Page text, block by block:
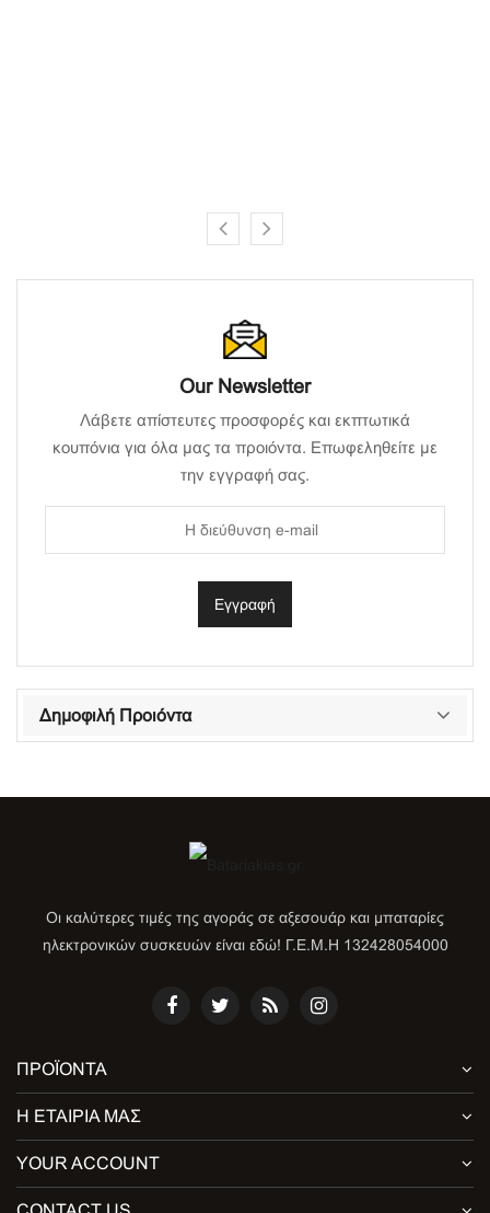
Our Newsletter
Λάβετε απίστευτες προσφορές και εκπτωτικά
κουπόνια για όλα μας τα προιόντα. Επωφεληθείτε με
την εγγραφή σας.
Δημοφιλή Προιόντα
Οι καλύτερες τιμές της αγοράς σε αξεσουάρ και μπαταρίες
ηλεκτρονικών συσκευών είναι εδώ! Γ.Ε.Μ.Η 132428054000
ΠΡΟΪΌΝΤΑ
Η ΕΤΑΙΡΊΑ ΜΑΣ
YOUR ACCOUNT